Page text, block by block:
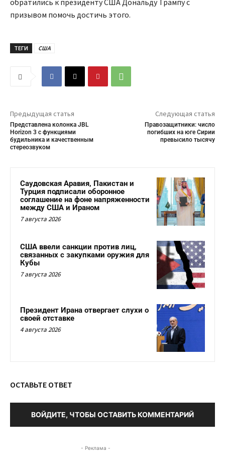
обратились к президенту США Дональду Трампу с
призывом помочь достичь этого.
ТЕГИ США
Предыдущая статья
Представлена колонка JBL
Horizon 3 с функциями
будильника и качественным
стереозвуком
Следующая статья
Правозащитники: число
погибших на юге Сирии
превысило тысячу
Саудовская Аравия, Пакистан и
Турция подписали оборонное
соглашение на фоне напряженности
между США и Ираном
7 августа 2026
США ввели санкции против лиц,
связанных с закупками оружия для
Кубы
7 августа 2026
Президент Ирана отвергает слухи о
своей отставке
4 августа 2026
ОСТАВЬТЕ ОТВЕТ
ВОЙДИТЕ, ЧТОБЫ ОСТАВИТЬ КОММЕНТАРИЙ
- Реклама -